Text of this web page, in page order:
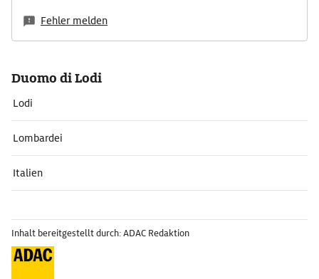
Fehler melden
Duomo di Lodi
Lodi
Lombardei
Italien
Inhalt bereitgestellt durch: ADAC Redaktion